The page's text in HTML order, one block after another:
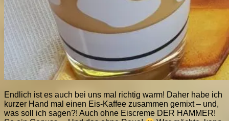
Endlich ist es auch bei uns mal richtig warm! Daher habe ich
kurzer Hand mal einen Eis-Kaffee zusammen gemixt – und,
was soll ich sagen?! Auch ohne Eiscreme DER HAMMER!